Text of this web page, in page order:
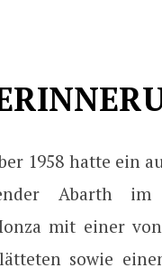
1958 hatte ein
Abarth im
mit einer
sowie